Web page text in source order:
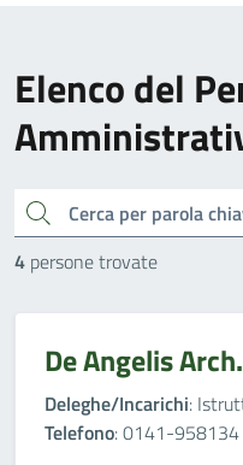
Elenco del
cerca
4 persone trovate
De Angelis
Deleghe/Incarichi:
Telefono: 0141-958134